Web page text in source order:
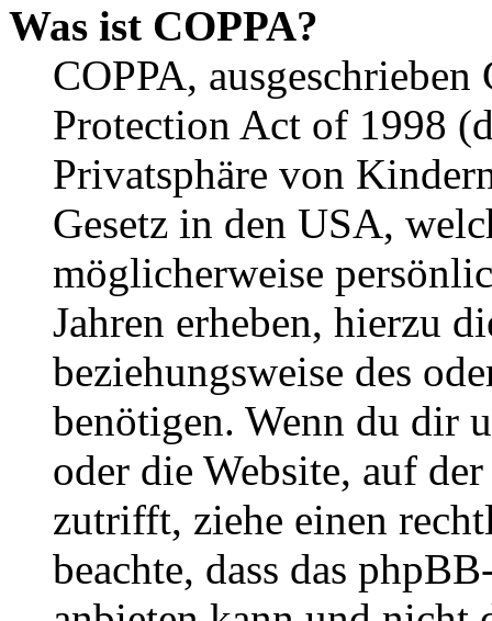
Was ist COPPA?
COPPA,
Protection Act of 1998
Privatsphäre von
Gesetz in den USA,
möglicherweise
Jahren erheben, hierzu
beziehungsweise des
benötigen. Wenn du dir
oder die Website, auf
zutrifft, ziehe einen
beachte, dass das